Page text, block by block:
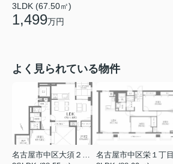
3LDK (67.50㎡)
1,499万円
よく見られている物件
名古屋市中区栄１丁目